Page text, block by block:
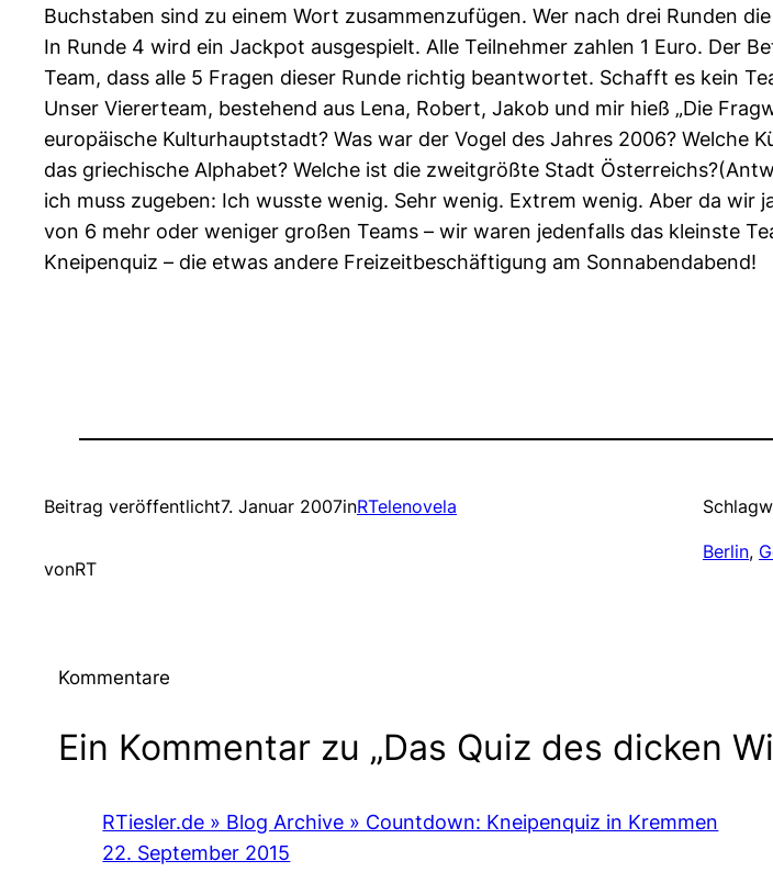
Buchstaben sind zu einem Wort zusammenzufügen. Wer nach drei Runden
In Runde 4 wird ein Jackpot ausgespielt. Alle Teilnehmer zahlen 1 Euro. Der
Team, dass alle 5 Fragen dieser Runde richtig beantwortet. Schafft es kein
Unser Viererteam, bestehend aus Lena, Robert, Jakob und mir hieß „Die
europäische Kulturhauptstadt? Was war der Vogel des Jahres 2006? Welche
das griechische Alphabet? Welche ist die zweitgrößte Stadt
ich muss zugeben: Ich wusste wenig. Sehr wenig. Extrem wenig. Aber da
von 6 mehr oder weniger großen Teams – wir waren jedenfalls das kleinste
Kneipenquiz – die etwas andere Freizeitbeschäftigung am Sonnabendabend!
Beitrag veröffentlicht7. Januar 2007inRTelenovela
vonRT
Berlin,
Kommentare
Ein Kommentar zu „Das Quiz des dicken
RTiesler.de » Blog Archive » Countdown: Kneipenquiz in Kremmen
22. September 2015